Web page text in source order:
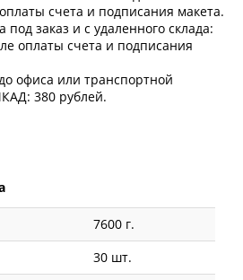
счета и подписания макета.
под заказ и с удаленного склада:
оплаты счета и подписания
офиса или транспортной
380 рублей.
7600 г.
30 шт.